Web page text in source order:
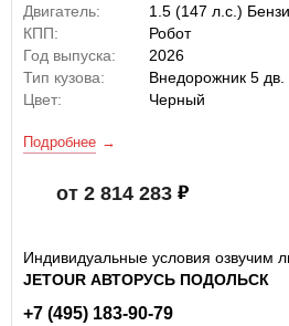
Двигатель:
1.5 (147 л.с.)
КПП:
Робот
Год выпуска:
2026
Тип кузова:
Внедорожник 5 дв.
Цвет:
Черный
Подробнее
от 2 814 283
Индивидуальные условия озвучим
JETOUR АВТОРУСЬ ПОДОЛЬСК
+7 (495) 183-90-79